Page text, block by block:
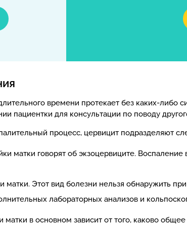
времени протекает без каких-либо
пациентки для консультации по поводу
процесс, цервицит подразделяют
матки говорят об экзоцервиците.
Этот вид болезни нельзя обнаружить
лабораторных анализов и
в основном зависит от того, каково